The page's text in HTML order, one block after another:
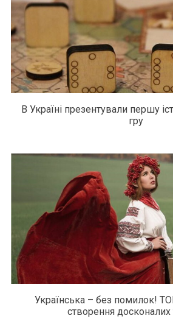
В Україні презентували першу
гру
Українська – без помилок!
створення досконалих